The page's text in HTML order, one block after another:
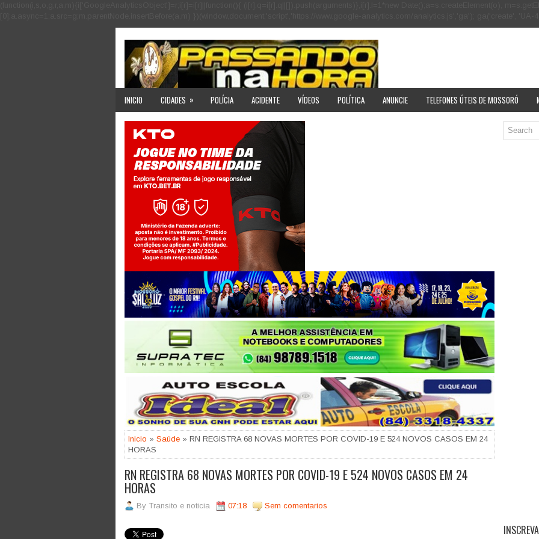
INICIO CIDADES » POLÍCIA ACIDENTE VÍDEOS POLÍTICA ANUNCIE TELEFONES ÚTEIS DE MOSSORÓ
Jogue com responsabilidade. 18+
Inicio » Saúde » RN REGISTRA 68 NOVAS MORTES POR COVID-19 E 524 NOVOS CASOS EM 24
HORAS
RN REGISTRA 68 NOVAS MORTES POR COVID-19 E 524 NOVOS CASOS EM 24
HORAS
By Transito e noticia 07:18 Sem comentarios